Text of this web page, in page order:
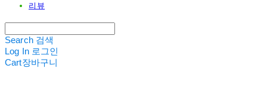
리뷰
Search 검색
Log In 로그인
Cart장바구니